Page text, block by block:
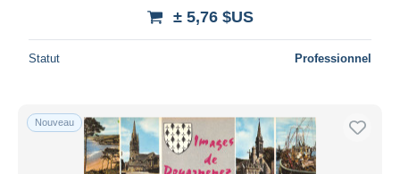
± 5,76 $US
Statut Professionnel
Nouveau